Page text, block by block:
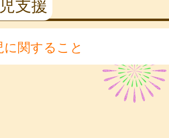
関すること